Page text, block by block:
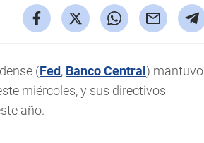
(Fed, Banco Central ) mantuvo
miércoles, y sus directivos
año.